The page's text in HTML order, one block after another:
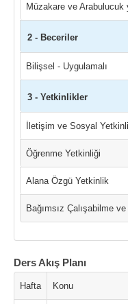
Müzakare ve
2 - Beceriler
Bilişsel - Uygulamalı
3 - Yetkinlikler
İletişim ve Sosyal
Öğrenme Yetkinliği
Alana Özgü Yetkinlik
Bağımsız Çalışabilme
Ders Akış Planı
Hafta Konu